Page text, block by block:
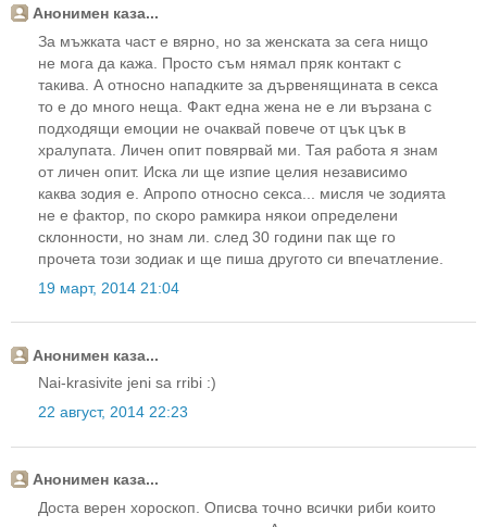
Анонимен каза...
За мъжката част е вярно, но за женската за сега нищо
не мога да кажа. Просто съм нямал пряк контакт с
такива. А относно нападките за дървенящината в секса
то е до много неща. Факт една жена не е ли вързана с
подходящи емоции не очаквай повече от цък цък в
хралупата. Личен опит повярвай ми. Тая работа я знам
от личен опит. Иска ли ще изпие целия независимо
каква зодия е. Апропо относно секса... мисля че зодията
не е фактор, по скоро рамкира някои определени
склонности, но знам ли. след 30 години пак ще го
прочета този зодиак и ще пиша другото си впечатление.
19 март, 2014 21:04
Анонимен каза...
Nai-krasivite jeni sa rribi :)
22 август, 2014 22:23
Анонимен каза...
Доста верен хороскоп. Описва точно всички риби които